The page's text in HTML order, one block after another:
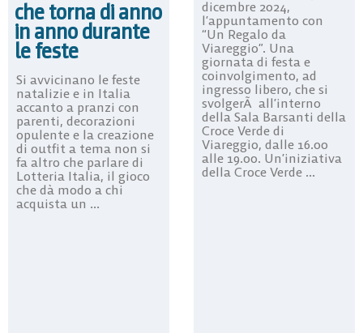
che torna di anno
in anno durante
le feste
Si avvicinano le feste
natalizie e in Italia
accanto a pranzi con
parenti, decorazioni
opulente e la creazione
di outfit a tema non si
fa altro che parlare di
Lotteria Italia, il gioco
che dà modo a chi
acquista un ...
dicembre 2024,
l’appuntamento con
“Un Regalo da
Viareggio”. Una
giornata di festa e
coinvolgimento, ad
ingresso libero, che si
svolgerÃ all’interno
della Sala Barsanti della
Croce Verde di
Viareggio, dalle 16.00
alle 19.00. Un’iniziativa
della Croce Verde ...